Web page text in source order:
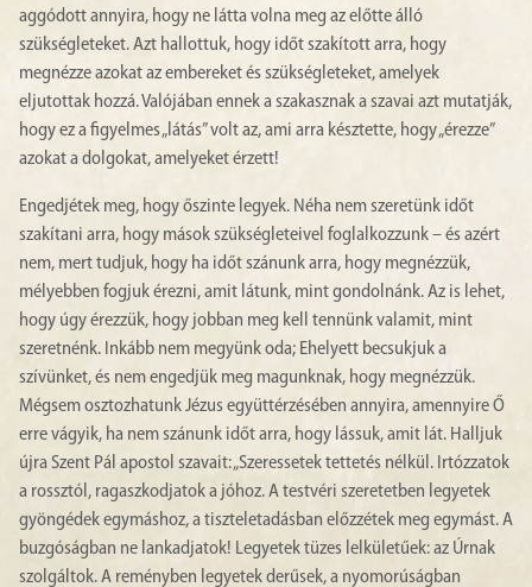
aggódott annyira, hogy ne látta volna meg az előtte álló
szükségleteket. Azt hallottuk, hogy időt szakított arra, hogy
megnézze azokat az embereket és szükségleteket, amelyek
eljutottak hozzá. Valójában ennek a szakasznak a szavai azt mutatják,
hogy ez a figyelmes „látás” volt az, ami arra késztette, hogy „érezze”
azokat a dolgokat, amelyeket érzett!
Engedjétek meg, hogy őszinte legyek. Néha nem szeretünk időt
szakítani arra, hogy mások szükségleteivel foglalkozzunk – és azért
nem, mert tudjuk, hogy ha időt szánunk arra, hogy megnézzük,
mélyebben fogjuk érezni, amit látunk, mint gondolnánk. Az is lehet,
hogy úgy érezzük, hogy jobban meg kell tennünk valamit, mint
szeretnénk. Inkább nem megyünk oda; Ehelyett becsukjuk a
szívünket, és nem engedjük meg magunknak, hogy megnézzük.
Mégsem osztozhatunk Jézus együttérzésében annyira, amennyire Ő
erre vágyik, ha nem szánunk időt arra, hogy lássuk, amit lát. Halljuk
újra Szent Pál apostol szavait: „Szeressetek tettetés nélkül. Irtózzatok
a rossztól, ragaszkodjatok a jóhoz. A testvéri szeretetben legyetek
gyöngédek egymáshoz, a tiszteletadásban előzzétek meg egymást. A
buzgóságban ne lankadjatok! Legyetek tüzes lelkületűek: az Úrnak
szolgáltok. A reményben legyetek derűsek, a nyomorúságban